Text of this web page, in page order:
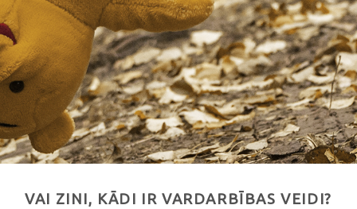
VAI ZINI, KĀDI IR VARDARBĪBAS VEIDI?